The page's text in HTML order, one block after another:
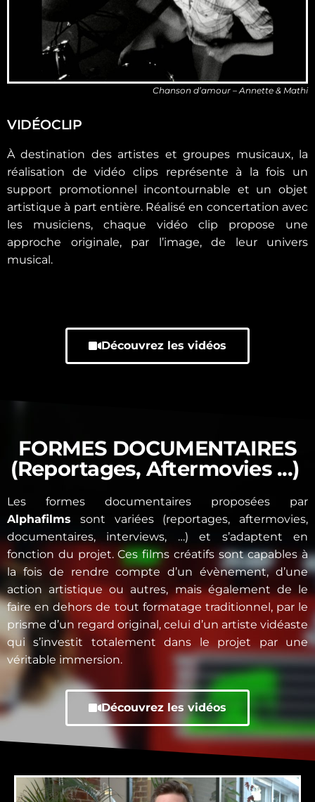
Chanson d’amour – Annette & Mathi
VIDÉOCLIP
À destination des artistes et groupes musicaux, la
réalisation de vidéo clips représente à la fois un
support promotionnel incontournable et un objet
artistique à part entière. Réalisé en concertation avec
les musiciens, chaque vidéo clip propose une
approche originale, par l’image, de leur univers
musical.
Découvrez les vidéos
FORMES DOCUMENTAIRES
(Reportages, Aftermovies ...)
Les formes documentaires proposées par
Alphafilms sont variées (reportages, aftermovies,
documentaires, interviews, …) et s’adaptent en
fonction du projet. Ces films créatifs sont capables à
la fois de rendre compte d’un évènement, d’une
action artistique ou autres, mais également de le
faire en dehors de tout formatage traditionnel, par le
prisme d’un regard original, celui d’un artiste vidéaste
qui s’investit totalement dans le projet par une
véritable immersion.
Découvrez les vidéos